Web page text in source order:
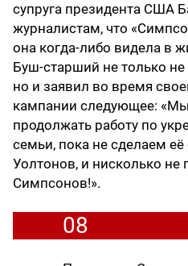
супруга президента США
журналистам, что
она когда-либо видела в
Буш-старший не только
но и заявил во время
кампании следующее:
продолжать работу по
семьи, пока не сделаем
Уолтонов, и нисколько не
Cимпсонов!».
08